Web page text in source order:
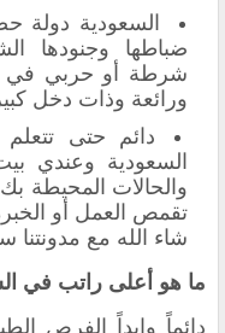
السعودية دولة
ضباطها وجنودها
شرطة أو حربي في
ورائعة وذات دخل
دائم حتى
السعودية وعندي
والحالات المحيطة
تقمص العمل أو
شاء الله مع
ما هو أعلى راتب في
دائماً وابداً الفرص